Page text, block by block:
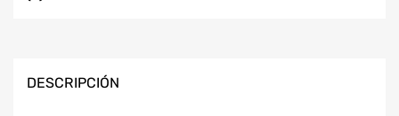
DESCRIPCIÓN